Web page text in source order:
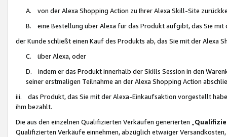
A. von der Alexa Shopping Action zu Ihrer Alexa Skill-Site
B. eine Bestellung über Alexa für das Produkt aufgibt, das Sie mit
der Kunde schließt einen Kauf des Produkts ab, das Sie mit der Alexa
C. über Alexa, oder
D. indem er das Produkt innerhalb der Skills Session in den
seiner erstmaligen Teilnahme an der Alexa Shopping Action
iii. das Produkt, das Sie mit der Alexa-Einkaufsaktion vorgestellt
ihm bezahlt.
Die aus den einzelnen Qualifizierten Verkäufen generierten „
Qualifizierten Verkäufe einnehmen, abzüglich etwaiger